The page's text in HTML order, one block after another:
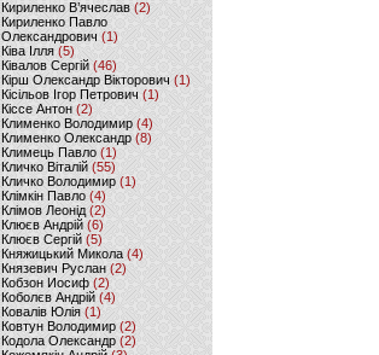
Кириленко В’ячеслав (2)
Кириленко Павло
Олександрович (1)
Ківа Ілля (5)
Ківалов Сергій(46)
Кірш Олександр Вікторович (1)
Кісільов Ігор Петрович (1)
Кіссе Антон (2)
Клименко Володимир(4)
Клименко Олександр (8)
Климець Павло (1)
Кличко Віталій(55)
Кличко Володимир (1)
Клімкін Павло (4)
Клімов Леонід(2)
Клюєв Андрій(6)
Клюєв Сергій (5)
Княжицький Микола(4)
Князевич Руслан (2)
Кобзон Иосиф(2)
Коболєв Андрій (4)
Ковалів Юлія(1)
Ковтун Володимир (2)
Кодола Олександр (2)